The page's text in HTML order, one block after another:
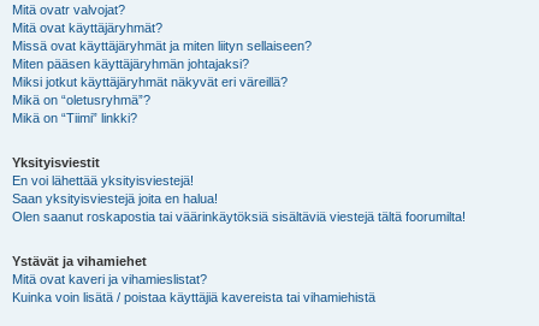
Mitä ovatr valvojat?
Mitä ovat käyttäjäryhmät?
Missä ovat käyttäjäryhmät ja miten liityn sellaiseen?
Miten pääsen käyttäjäryhmän johtajaksi?
Miksi jotkut käyttäjäryhmät näkyvät eri väreillä?
Mikä on “oletusryhmä”?
Mikä on “Tiimi” linkki?
Yksityisviestit
En voi lähettää yksityisviestejä!
Saan yksityisviestejä joita en halua!
Olen saanut roskapostia tai väärinkäytöksiä sisältäviä viestejä tältä foorumilta!
Ystävät ja vihamiehet
Mitä ovat kaveri ja vihamieslistat?
Kuinka voin lisätä / poistaa käyttäjiä kavereista tai vihamiehistä